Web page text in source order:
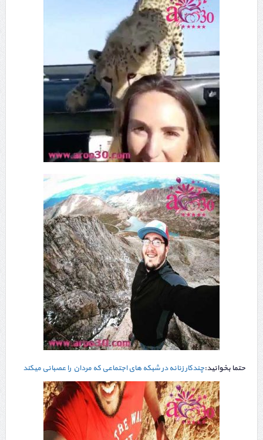
حتما بخوانید:چندکار زنانه در شبکه های اجتماعی که مردان را عصبانی میکند